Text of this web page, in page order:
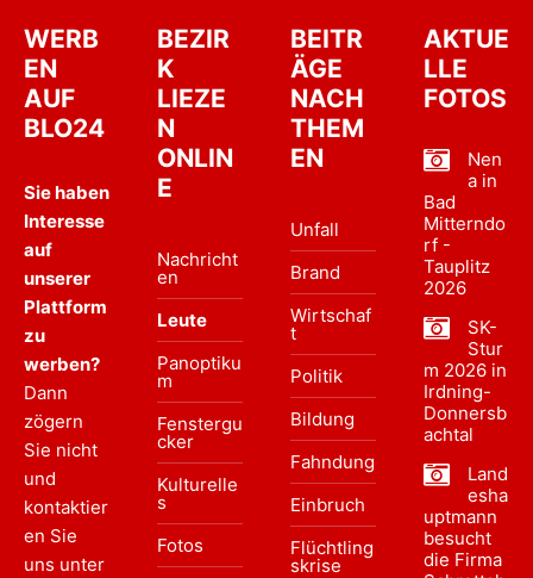
WERB
EN
AUF
BLO24
Sie haben
Interesse
auf
unserer
Plattform
zu
werben?
Dann
zögern
Sie nicht
und
kontaktier
en Sie
uns unter
BEZIR
K
LIEZE
N
ONLIN
E
Nachricht
en
Leute
Panoptiku
m
Fenstergu
cker
Kulturelle
s
Fotos
BEITR
ÄGE
NACH
THEM
EN
Unfall
Brand
Wirtschaf
t
Politik
Bildung
Fahndung
Einbruch
Flüchtling
skrise
AKTUE
LLE
FOTOS
Nen
a in
Bad
Mitterndo
rf -
Tauplitz
2026
SK-
Stur
m 2026 in
Irdning-
Donnersb
achtal
Land
esha
uptmann
besucht
die Firma